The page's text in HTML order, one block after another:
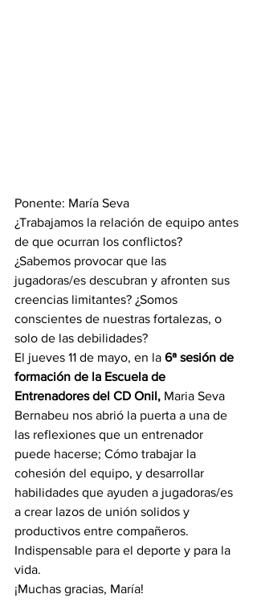
Ponente: María Seva
¿Trabajamos la relación de equipo antes
de que ocurran los conflictos?
¿Sabemos provocar que las
jugadoras/es descubran y afronten sus
creencias limitantes? ¿Somos
conscientes de nuestras fortalezas, o
solo de las debilidades?
El jueves 11 de mayo, en la 6ª sesión de
formación de la Escuela de
Entrenadores del CD Onil, Maria Seva
Bernabeu nos abrió la puerta a una de
las reflexiones que un entrenador
puede hacerse; Cómo trabajar la
cohesión del equipo, y desarrollar
habilidades que ayuden a jugadoras/es
a crear lazos de unión solidos y
productivos entre compañeros.
Indispensable para el deporte y para la
vida.
¡Muchas gracias, María!